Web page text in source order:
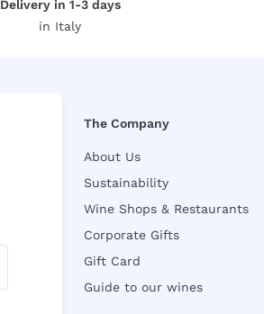
Delivery in 1-3 days
in Italy
The Company
About Us
Sustainability
Wine Shops & Restaurants
Corporate Gifts
Gift Card
Guide to our wines